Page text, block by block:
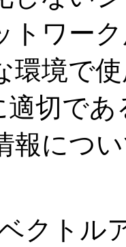
トワー
環境で
適切で
報につ
クトル